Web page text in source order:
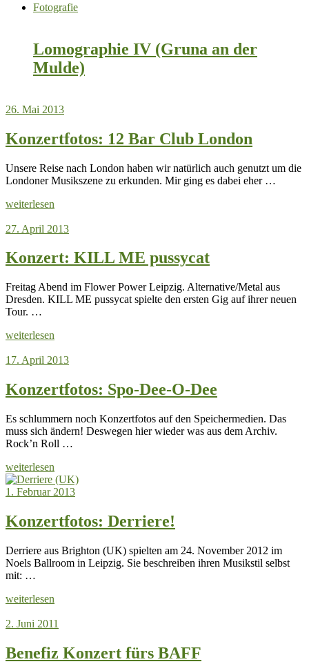
Fotografie
Lomographie IV (Gruna an der
Mulde)
26. Mai 2013
Konzertfotos: 12 Bar Club London
Unsere Reise nach London haben wir natürlich auch genutzt um die
Londoner Musikszene zu erkunden. Mir ging es dabei eher …
weiterlesen
27. April 2013
Konzert: KILL ME pussycat
Freitag Abend im Flower Power Leipzig. Alternative/Metal aus
Dresden. KILL ME pussycat spielte den ersten Gig auf ihrer neuen
Tour. …
weiterlesen
17. April 2013
Konzertfotos: Spo-Dee-O-Dee
Es schlummern noch Konzertfotos auf den Speichermedien. Das
muss sich ändern! Deswegen hier wieder was aus dem Archiv.
Rock’n Roll …
weiterlesen
1. Februar 2013
Konzertfotos: Derriere!
Derriere aus Brighton (UK) spielten am 24. November 2012 im
Noels Ballroom in Leipzig. Sie beschreiben ihren Musikstil selbst
mit: …
weiterlesen
2. Juni 2011
Benefiz Konzert fürs BAFF